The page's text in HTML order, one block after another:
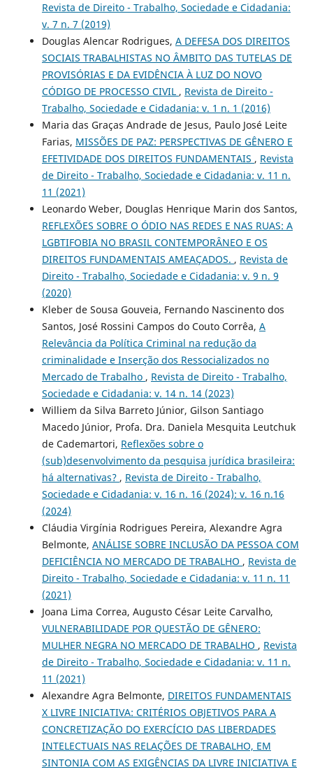
Revista de Direito - Trabalho, Sociedade e Cidadania:
v. 7 n. 7 (2019)
Douglas Alencar Rodrigues, A DEFESA DOS DIREITOS
SOCIAIS TRABALHISTAS NO ÂMBITO DAS TUTELAS DE
PROVISÓRIAS E DA EVIDÊNCIA À LUZ DO NOVO
CÓDIGO DE PROCESSO CIVIL , Revista de Direito -
Trabalho, Sociedade e Cidadania: v. 1 n. 1 (2016)
Maria das Graças Andrade de Jesus, Paulo José Leite
Farias, MISSÕES DE PAZ: PERSPECTIVAS DE GÊNERO E
EFETIVIDADE DOS DIREITOS FUNDAMENTAIS , Revista
de Direito - Trabalho, Sociedade e Cidadania: v. 11 n.
11 (2021)
Leonardo Weber, Douglas Henrique Marin dos Santos,
REFLEXÕES SOBRE O ÓDIO NAS REDES E NAS RUAS: A
LGBTIFOBIA NO BRASIL CONTEMPORÂNEO E OS
DIREITOS FUNDAMENTAIS AMEAÇADOS. , Revista de
Direito - Trabalho, Sociedade e Cidadania: v. 9 n. 9
(2020)
Kleber de Sousa Gouveia, Fernando Nascinento dos
Santos, José Rossini Campos do Couto Corrêa, A
Relevância da Política Criminal na redução da
criminalidade e Inserção dos Ressocializados no
Mercado de Trabalho , Revista de Direito - Trabalho,
Sociedade e Cidadania: v. 14 n. 14 (2023)
Williem da Silva Barreto Júnior, Gilson Santiago
Macedo Júnior, Profa. Dra. Daniela Mesquita Leutchuk
de Cademartori, Reflexões sobre o
(sub)desenvolvimento da pesquisa jurídica brasileira:
há alternativas? , Revista de Direito - Trabalho,
Sociedade e Cidadania: v. 16 n. 16 (2024): v. 16 n.16
(2024)
Cláudia Virgínia Rodrigues Pereira, Alexandre Agra
Belmonte, ANÁLISE SOBRE INCLUSÃO DA PESSOA COM
DEFICIÊNCIA NO MERCADO DE TRABALHO , Revista de
Direito - Trabalho, Sociedade e Cidadania: v. 11 n. 11
(2021)
Joana Lima Correa, Augusto César Leite Carvalho,
VULNERABILIDADE POR QUESTÃO DE GÊNERO:
MULHER NEGRA NO MERCADO DE TRABALHO , Revista
de Direito - Trabalho, Sociedade e Cidadania: v. 11 n.
11 (2021)
Alexandre Agra Belmonte, DIREITOS FUNDAMENTAIS
X LIVRE INICIATIVA: CRITÉRIOS OBJETIVOS PARA A
CONCRETIZAÇÃO DO EXERCÍCIO DAS LIBERDADES
INTELECTUAIS NAS RELAÇÕES DE TRABALHO, EM
SINTONIA COM AS EXIGÊNCIAS DA LIVRE INICIATIVA E